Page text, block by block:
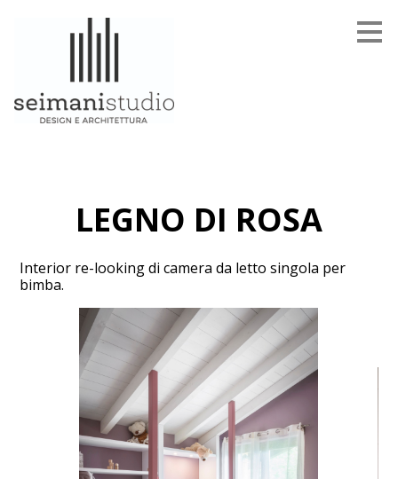
Home
Chi siamo
LEGNO DI ROSA
Interior re-looking di camera da letto singola per
bimba.